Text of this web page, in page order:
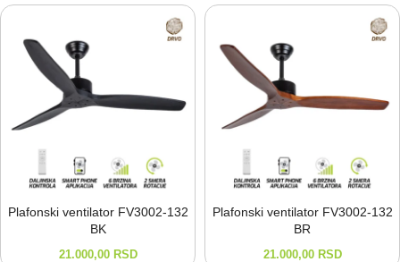
Plafonski ventilator FV3002-⁠132
BK
21.000,00 RSD
Plafonski ventilator FV3002-⁠132
BR
21.000,00 RSD